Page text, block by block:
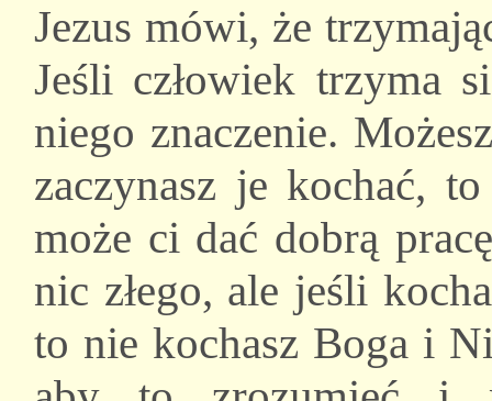
Jezus mówi, że
Jeśli człowiek trzyma
niego znaczenie.
zaczynasz je kochać,
może ci dać dobrą
nic złego, ale jeśli
to nie kochasz Boga i